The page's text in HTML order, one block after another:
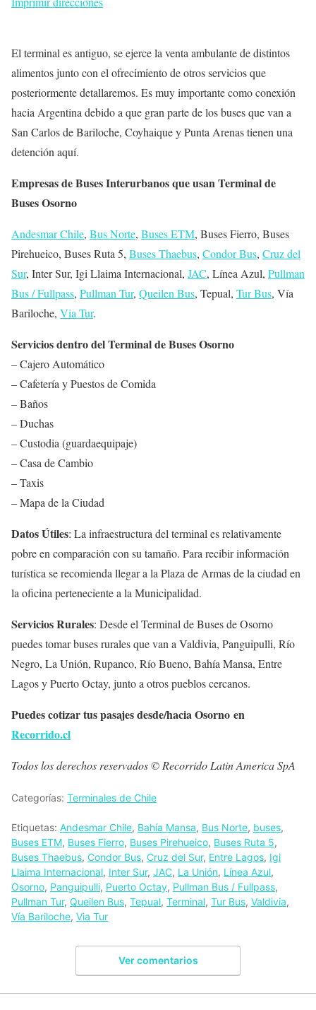
El terminal es antiguo, se ejerce la venta ambulante de distintos
alimentos junto con el ofrecimiento de otros servicios que
posteriormente detallaremos. Es muy importante como conexión
hacia Argentina debido a que gran parte de los buses que van a
San Carlos de Bariloche, Coyhaique y Punta Arenas tienen una
detención aquí.
Empresas de Buses Interurbanos que usan Terminal de
Buses Osorno
Andesmar Chile, Bus Norte, Buses ETM, Buses Fierro, Buses
Pirehueico, Buses Ruta 5, Buses Thaebus, Condor Bus, Cruz del
Sur, Inter Sur, Igi Llaima Internacional, JAC, Línea Azul, Pullman
Bus / Fullpass, Pullman Tur, Queilen Bus, Tepual, Tur Bus, Vía
Bariloche, Via Tur.
Servicios dentro del Terminal de Buses Osorno
– Cajero Automático
– Cafetería y Puestos de Comida
– Baños
– Duchas
– Custodia (guardaequipaje)
– Casa de Cambio
– Taxis
– Mapa de la Ciudad
Datos Útiles: La infraestructura del terminal es relativamente
pobre en comparación con su tamaño. Para recibir información
turística se recomienda llegar a la Plaza de Armas de la ciudad en
la oficina perteneciente a la Municipalidad.
Servicios Rurales: Desde el Terminal de Buses de Osorno
puedes tomar buses rurales que van a Valdivia, Panguipulli, Río
Negro, La Unión, Rupanco, Río Bueno, Bahía Mansa, Entre
Lagos y Puerto Octay, junto a otros pueblos cercanos.
Puedes cotizar tus pasajes desde/hacia Osorno en
Recorrido.cl
Todos los derechos reservados © Recorrido Latin America SpA
Categorías: Terminales de Chile
Etiquetas: Andesmar Chile, Bahía Mansa, Bus Norte, buses,
Buses ETM, Buses Fierro, Buses Pirehueico, Buses Ruta 5,
Buses Thaebus, Condor Bus, Cruz del Sur, Entre Lagos, Igi
Llaima Internacional, Inter Sur, JAC, La Unión, Línea Azul,
Osorno, Panguipulli, Puerto Octay, Pullman Bus / Fullpass,
Pullman Tur, Queilen Bus, Tepual, Terminal, Tur Bus, Valdivia,
Vía Bariloche, Via Tur
Ver comentarios